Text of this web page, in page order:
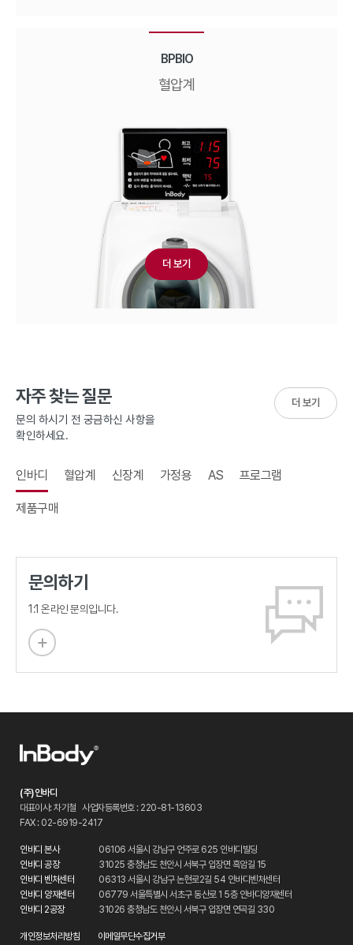
BPBIO
혈압계
더 보기
자주 찾는 질문
문의 하시기 전 궁금하신 사항을
확인하세요.
인바디 혈압계 신장계 가정용 AS 프로그램
제품구매
더 보기
문의하기
1:1 온라인 문의입니다.
(주)인바디
대표이사: 차기철 사업자등록번호 : 220-81-13603
FAX : 02-6919-2417
인바디 본사
06106 서울시 강남구 언주로 625 인바디빌딩
인바디 공장
31025 충청남도 천안시 서북구 입장면 흑암길 15
인바디 벤처센터
06313 서울시 강남구 논현로2길 54 인바디벤처센터
인바디 양재센터
06779 서울특별시 서초구 동산로 1 5층 인바디양재센터
인바디 2공장
31026 충청남도 천안시 서북구 입장면 연곡길 330
개인정보처리방침 이메일무단수집거부